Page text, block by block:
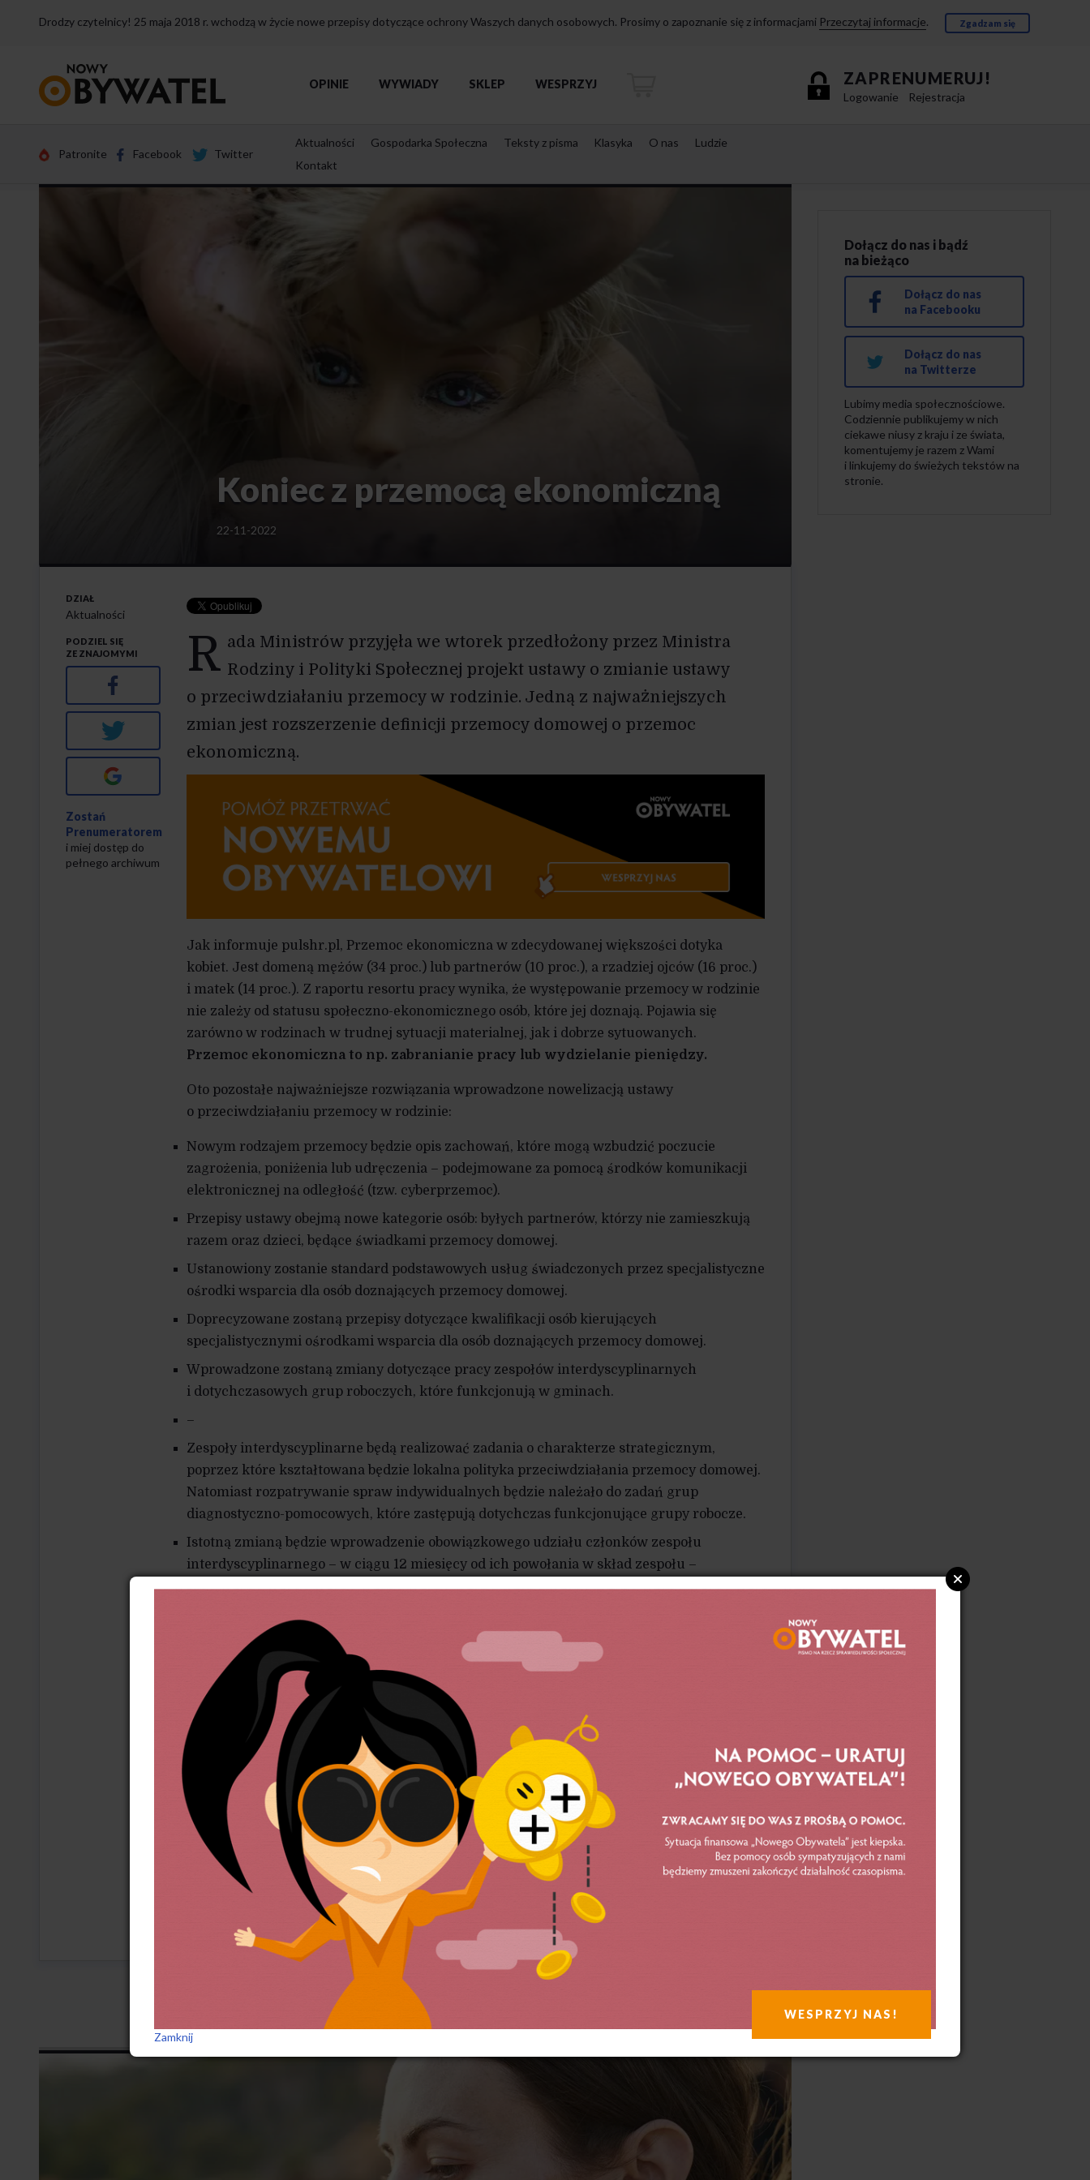
Drodzy czytelnicy! 25 maja 2018 r. wchodzą w życie nowe przepisy dotyczące ochrony Waszych danych osobowych. Prosimy o zapoznanie się z informacjami Przeczytaj informacje. Zgadzam się
strony
ZAPRENUMERUJ!
Logowanie Rejestracja
OPINIE WYWIADY SKLEP WESPRZYJ
Patronite Facebook Twitter
Aktualności Gospodarka Społeczna Teksty z pisma Klasyka O nas
Ludzie
Kontakt
Koniec z przemocą ekonomiczną
22-11-2022
R ada Ministrów przyjęła we wtorek przedłożony przez Ministra
Rodziny i Polityki Społecznej projekt ustawy o zmianie ustawy
o przeciwdziałaniu przemocy w rodzinie. Jedną z najważniejszych
zmian jest rozszerzenie definicji przemocy domowej o przemoc
ekonomiczną.
Jak informuje pulshr.pl, Przemoc ekonomiczna w zdecydowanej większości dotyka
kobiet. Jest domeną mężów (34 proc.) lub partnerów (10 proc.), a rzadziej ojców (16 proc.)
i matek (14 proc.). Z raportu resortu pracy wynika, że występowanie przemocy w rodzinie
nie zależy od statusu społeczno-ekonomicznego osób, które jej doznają. Pojawia się
zarówno w rodzinach w trudnej sytuacji materialnej, jak i dobrze sytuowanych.
Przemoc ekonomiczna to np. zabranianie pracy lub wydzielanie pieniędzy.
Oto pozostałe najważniejsze rozwiązania wprowadzone nowelizacją ustawy
o przeciwdziałaniu przemocy w rodzinie:
Nowym rodzajem przemocy będzie opis zachowań, które mogą wzbudzić poczucie
zagrożenia, poniżenia lub udręczenia – podejmowane za pomocą środków komunikacji
elektronicznej na odległość (tzw. cyberprzemoc).
Przepisy ustawy obejmą nowe kategorie osób: byłych partnerów, którzy nie zamieszkują
razem oraz dzieci, będące świadkami przemocy domowej.
Ustanowiony zostanie standard podstawowych usług świadczonych przez specjalistyczne
ośrodki wsparcia dla osób doznających przemocy domowej.
Doprecyzowane zostaną przepisy dotyczące kwalifikacji osób kierujących
specjalistycznymi ośrodkami wsparcia dla osób doznających przemocy domowej.
Wprowadzone zostaną zmiany dotyczące pracy zespołów interdyscyplinarnych
i dotychczasowych grup roboczych, które funkcjonują w gminach.
–
Zespoły interdyscyplinarne będą realizować zadania o charakterze strategicznym,
poprzez które kształtowana będzie lokalna polityka przeciwdziałania przemocy domowej.
Natomiast rozpatrywanie spraw indywidualnych będzie należało do zadań grup
diagnostyczno-pomocowych, które zastępują dotychczas funkcjonujące grupy robocze.
Istotną zmianą będzie wprowadzenie obowiązkowego udziału członków zespołu
interdyscyplinarnego – w ciągu 12 miesięcy od ich powołania w skład zespołu –
w szkoleniu dotyczącym przeciwdziałania przemocy domowej.
interdyscyplinarnego.
Nowe przepisy przewidują, że osobą do kontaktu i pracy z osobą doznającą przemocy
będzie pracownik socjalny. Natomiast z osobą stosującą przemoc domową kontaktować się
i pracować będzie funkcjonariusz policji.
Przewidziana zostanie możliwość poszerzenia składu grupy diagnostyczno-pomocowej
o kolejnych członków, w tym m.in. o asystenta rodziny, kuratora sądowego czy też osoby
wykonujące zawód medyczny.
W przypadku, gdy osoba stosująca przemoc domową będzie się uchylać od podejmowania
działań mających na celu zmianę postępowania – w szczególności przez brak współpracy
z grupą diagnostyczno-pomocową – zespół interdyscyplinarny złoży zawiadomienie
o popełnieniu przez taką osobę nowego wykroczenia, zagrożonego grzywną albo karą 1
miesiąca ograniczenia wolności.
DZIAŁ
Aktualności
PODZIEL SIĘ
ZE ZNAJOMYMI
Facebook
Twitter
Zostań
Prenumeratorem
i miej dostęp do
pełnego archiwum
WCZEŚNIEJ INFORMOWALIŚMY O…
Dołącz do nas i bądź
na bieżąco
Dołącz do nas
na Facebooku
Dołącz do nas
na Twitterze
Lubimy media społecznościowe.
Codziennie publikujemy w nich
ciekawe niusy z kraju i ze świata,
komentujemy je razem z Wami
i linkujemy do świeżych tekstów na
stronie.
WESPRZYJ NAS!
Zamknij